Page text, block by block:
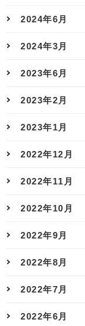
2024年6月
2024年3月
2023年6月
2023年2月
2023年1月
2022年12月
2022年11月
2022年10月
2022年9月
2022年8月
2022年7月
2022年6月